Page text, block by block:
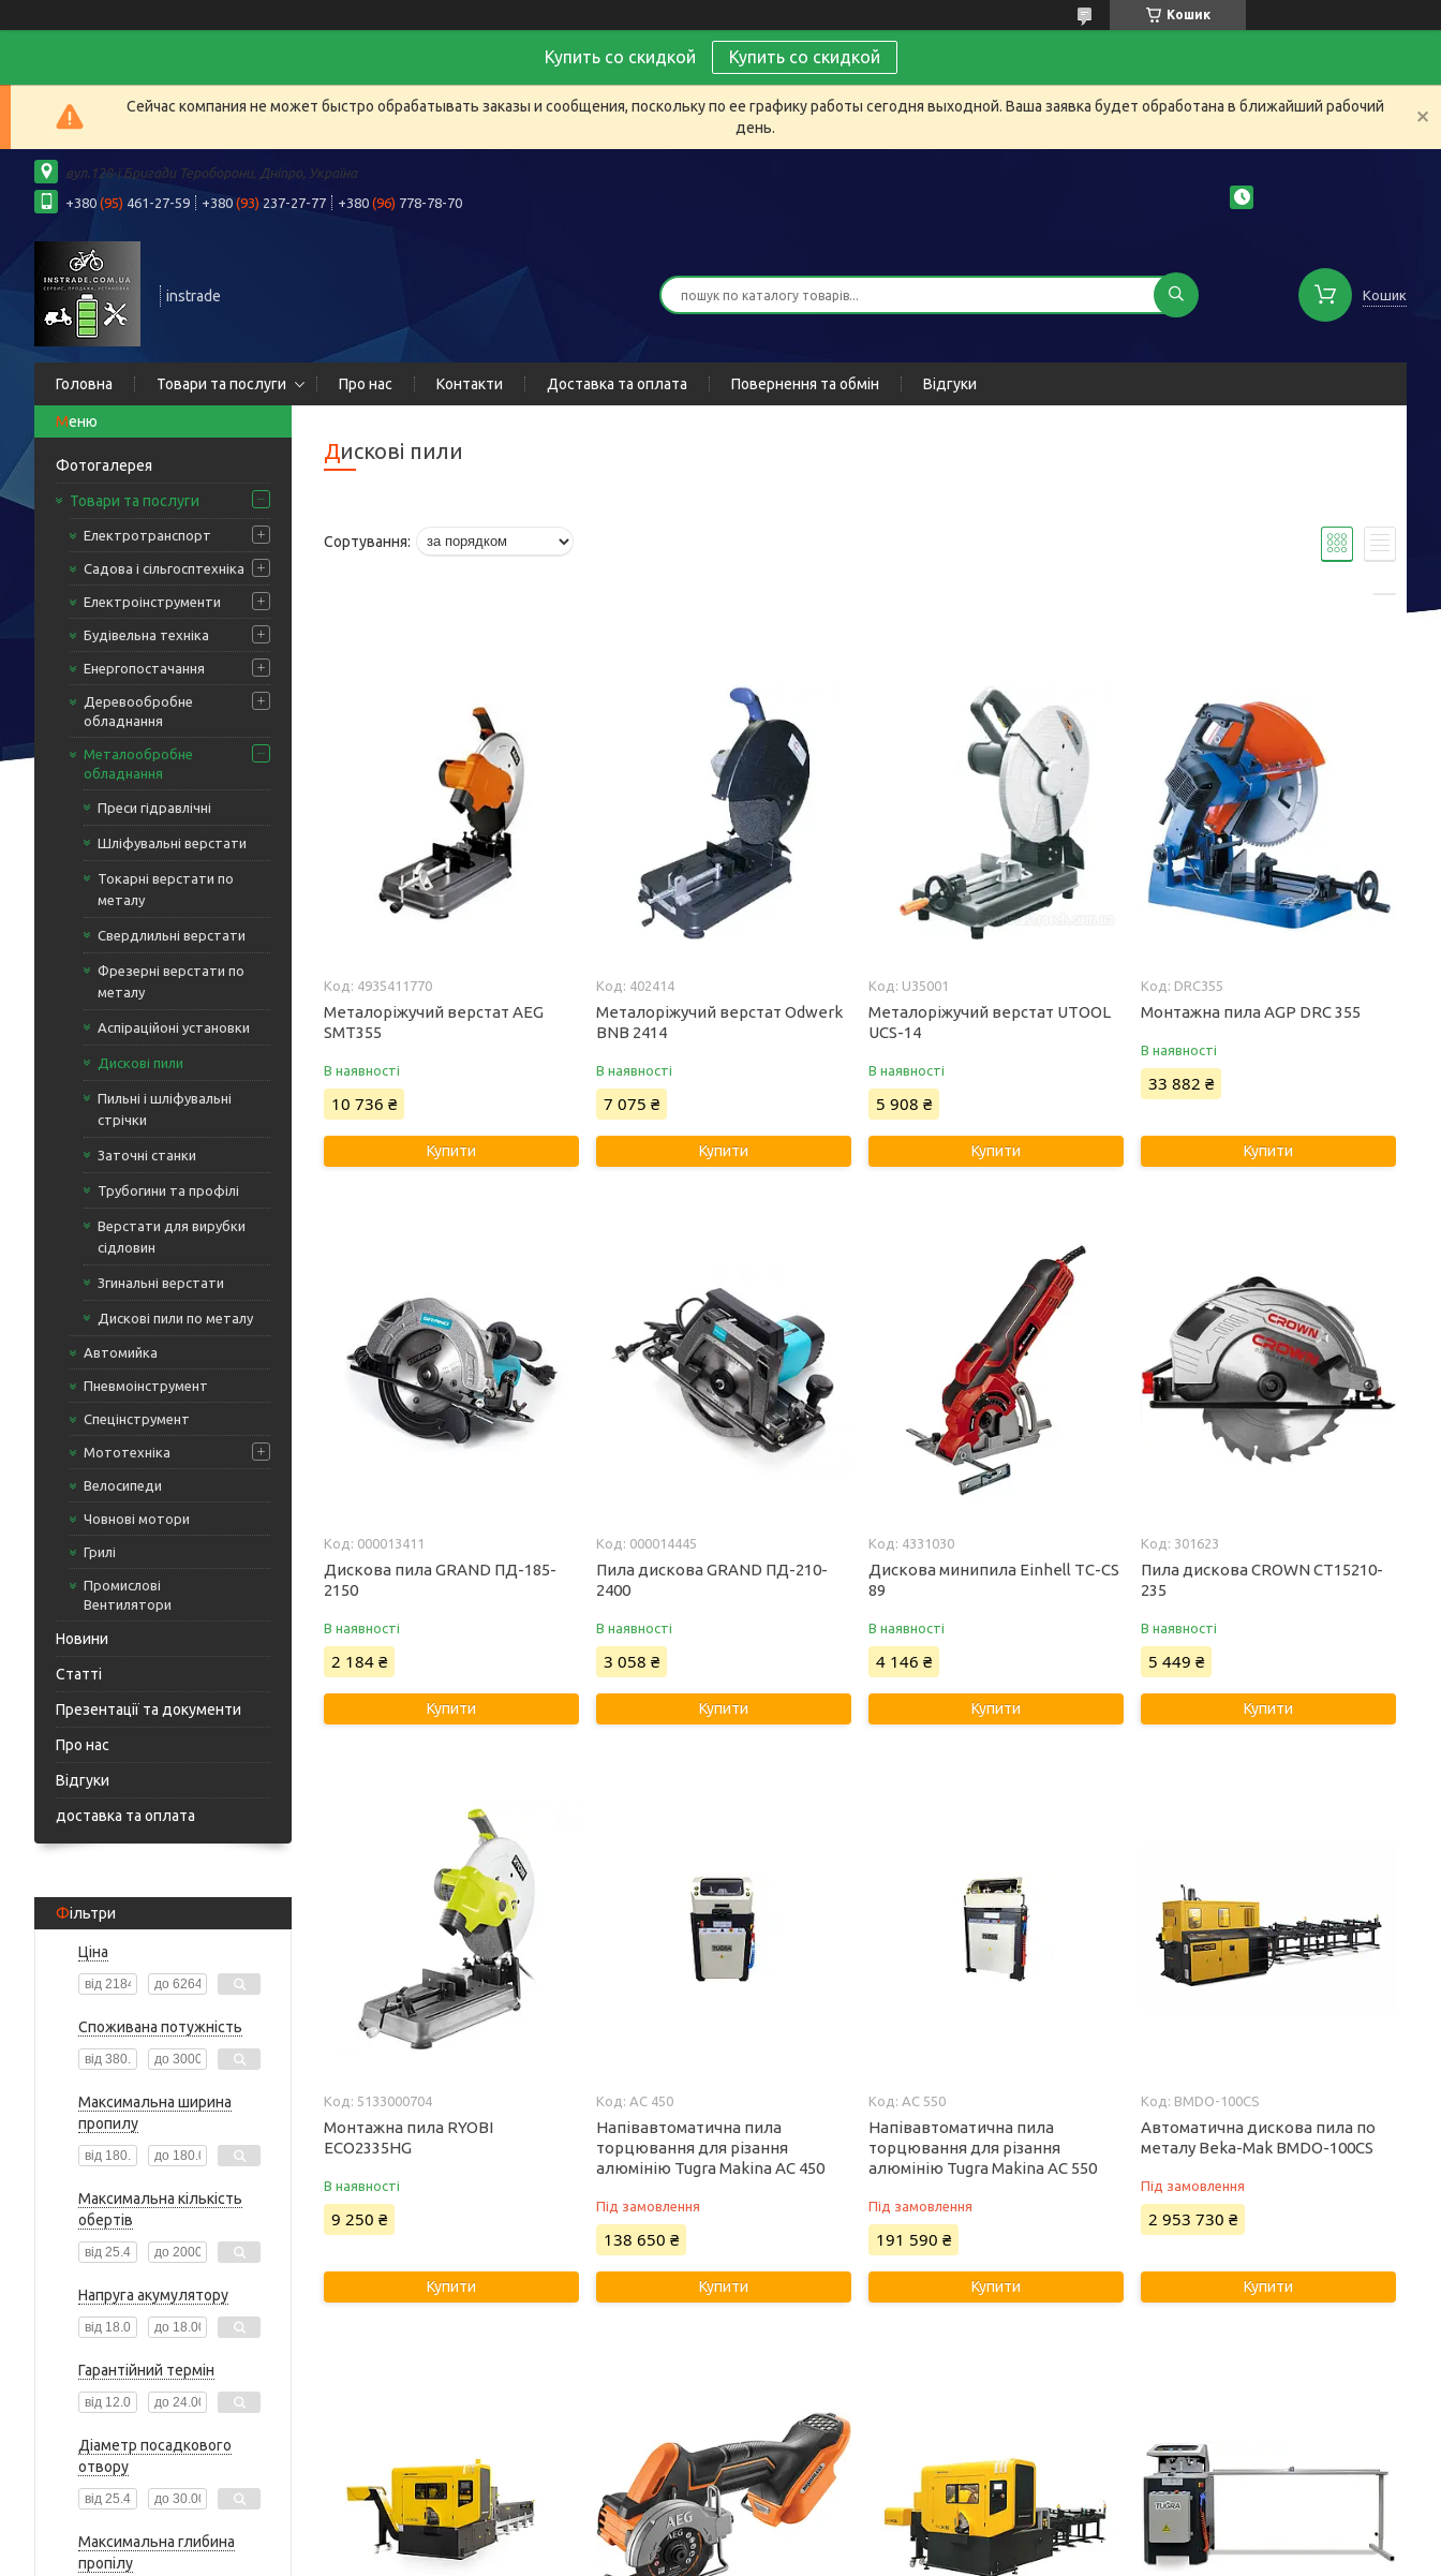
Кошик
Купить со скидкой Купить со скидкой
Сейчас компания не может быстро обрабатывать заказы и сообщения, поскольку по ее графику работы сегодня выходной. Ваша заявка будет обработана в ближайший рабочий
день.
вул.128-ї Бригади Тероборони, Дніпро, Україна
+380 (95) 461-27-59 +380 (93) 237-27-77 +380 (96) 778-78-70
instrade Кошик
Головна Товари та послуги Про нас Контакти Доставка та оплата Повернення та обмін Відгуки
Фотогалерея
Товари та послуги
Електротранспорт
Садова і сільгосптехніка
Електроінструменти
Будівельна техніка
Енергопостачання
Деревообробне
обладнання
Металообробне
обладнання
Преси гідравлічні
Шліфувальні верстати
Токарні верстати по
металу
Свердлильні верстати
Фрезерні верстати по
металу
Аспіраційоні установки
Дискові пили
Пильні і шліфувальні
стрічки
Заточні станки
Трубогини та профілі
Верстати для вирубки
сідловин
Згинальні верстати
Дискові пили по металу
Автомийка
Пневмоінструмент
Спецінструмент
Мототехніка
Велосипеди
Човнові мотори
Грилі
Промислові
Вентилятори
Новини
Статті
Презентації та документи
Про нас
Відгуки
доставка та оплата
Фільтри
Ціна
Споживана потужність
Максимальна ширина
пропилу
Максимальна кількість
обертів
Напруга акумулятору
Гарантійний термін
Діаметр посадкового
отвору
Максимальна глибина
пропілу
Дискові пили
4935411770
Металоріжучий верстат AEG
SMT355
В наявності
10 736 ₴
Купити
402414
Металоріжучий верстат Odwerk
BNB 2414
В наявності
7 075 ₴
Купити
U35001
Металоріжучий верстат UTOOL
UCS-14
В наявності
5 908 ₴
Купити
DRC355
Монтажна пила AGP DRC 355
В наявності
33 882 ₴
Купити
000013411
Дискова пила GRAND ПД-185-
2150
В наявності
2 184 ₴
Купити
000014445
Пила дискова GRAND ПД-210-
2400
В наявності
3 058 ₴
Купити
4331030
Дискова минипила Einhell TC-CS
89
В наявності
4 146 ₴
Купити
301623
Пила дискова CROWN CT15210-
235
В наявності
5 449 ₴
Купити
5133000704
Монтажна пила RYOBI
ECO2335HG
В наявності
9 250 ₴
Купити
AC 450
Напівавтоматична пила
торцювання для різання
алюмінію Tugra Makina AC 450
Під замовлення
138 650 ₴
Купити
AC 550
Напівавтоматична пила
торцювання для різання
алюмінію Tugra Makina AC 550
Під замовлення
191 590 ₴
Купити
BMDO-100CS
Автоматична дискова пила по
металу Beka-Mak BMDO-100CS
Під замовлення
2 953 730 ₴
Купити